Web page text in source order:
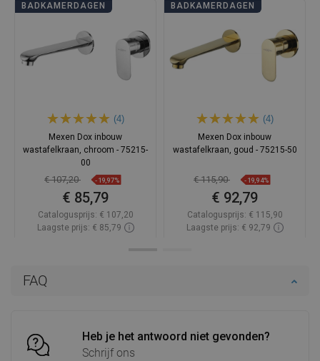
FAQ
Heb je het antwoord niet gevonden?
Schrijf ons
BADKAMERDAGEN
(4)
Mexen Dox inbouw
wastafelkraan, chroom - 75215-
00
€ 107,20 -19,97%
€ 85,79
Catalogusprijs: € 107,20
Laagste prijs: € 85,79
BADKAMERDAGEN
(4)
Mexen Dox inbouw
wastafelkraan, goud - 75215-50
€ 115,90 -19,94%
€ 92,79
Catalogusprijs: € 115,90
Laagste prijs: € 92,79